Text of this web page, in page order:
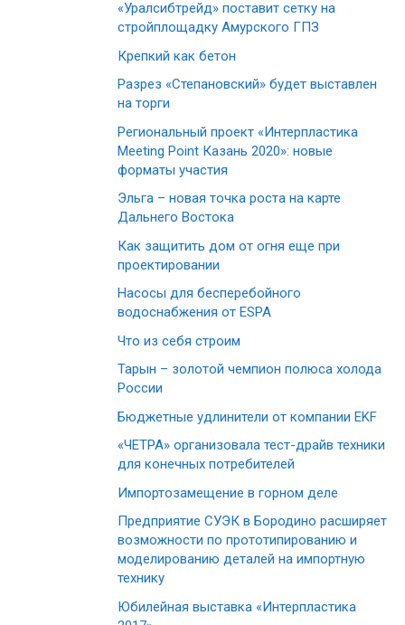
«Уралсибтрейд» поставит сетку на
стройплощадку Амурского ГПЗ
Крепкий как бетон
Разрез «Степановский» будет выставлен
на торги
Региональный проект «Интерпластика
Meeting Point Казань 2020»: новые
форматы участия
Эльга – новая точка роста на карте
Дальнего Востока
Как защитить дом от огня еще при
проектировании
Насосы для бесперебойного
водоснабжения от ESPA
Что из себя строим
Тарын – золотой чемпион полюса холода
России
Бюджетные удлинители от компании EKF
«ЧЕТРА» организовала тест-драйв техники
для конечных потребителей
Импортозамещение в горном деле
Предприятие СУЭК в Бородино расширяет
возможности по прототипированию и
моделированию деталей на импортную
технику
Юбилейная выставка «Интерпластика